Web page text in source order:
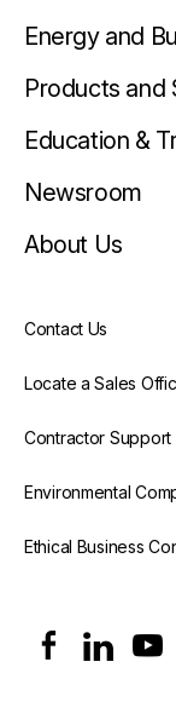
Energy and
Products and
Education &
Newsroom
About Us
Contact Us
Locate a Sales
Contractor Support
Environmental
Ethical Business